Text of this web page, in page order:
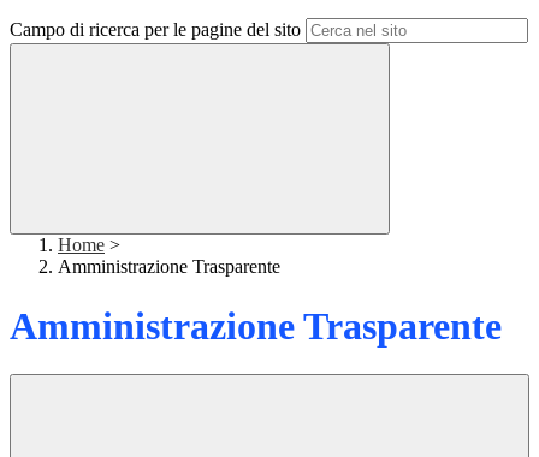
Campo di ricerca per le pagine del sito
Home >
Amministrazione Trasparente
Amministrazione Trasparente